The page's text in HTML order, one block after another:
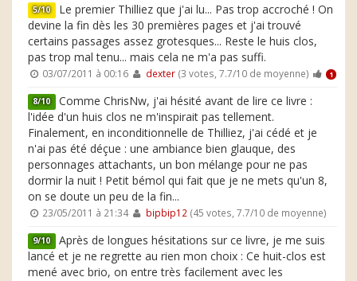
5/10 Le premier Thilliez que j'ai lu... Pas trop accroché ! On
devine la fin dès les 30 premières pages et j'ai trouvé
certains passages assez grotesques... Reste le huis clos,
pas trop mal tenu... mais cela ne m'a pas suffi.
03/07/2011 à 00:16 dexter(3 votes, 7.7/10 de moyenne) 1
8/10 Comme ChrisNw, j'ai hésité avant de lire ce livre :
l'idée d'un huis clos ne m'inspirait pas tellement.
Finalement, en inconditionnelle de Thilliez, j'ai cédé et je
n'ai pas été déçue : une ambiance bien glauque, des
personnages attachants, un bon mélange pour ne pas
dormir la nuit ! Petit bémol qui fait que je ne mets qu'un 8,
on se doute un peu de la fin...
23/05/2011 à 21:34 bipbip12 (45 votes, 7.7/10 de moyenne)
9/10 Après de longues hésitations sur ce livre, je me suis
lancé et je ne regrette au rien mon choix : Ce huit-clos est
mené avec brio, on entre très facilement avec les